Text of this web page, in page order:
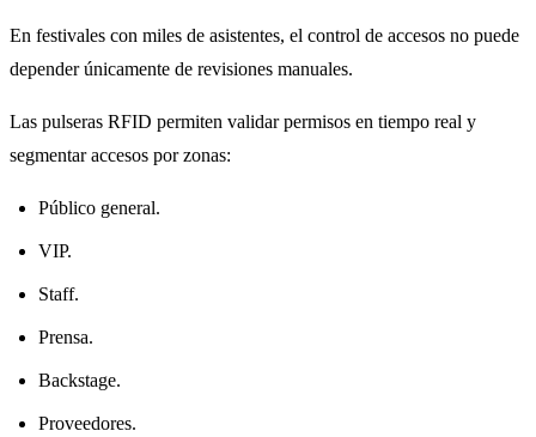
En festivales con miles de asistentes, el control de accesos no puede
depender únicamente de revisiones manuales.
Las pulseras RFID permiten validar permisos en tiempo real y
segmentar accesos por zonas:
Público general.
VIP.
Staff.
Prensa.
Backstage.
Proveedores.